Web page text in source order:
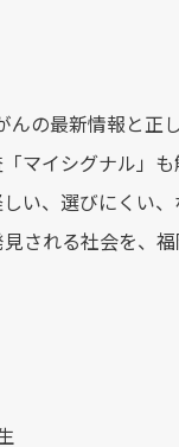
の最新情報と正
マイシグナル」
い、選びにくい
される社会を、福